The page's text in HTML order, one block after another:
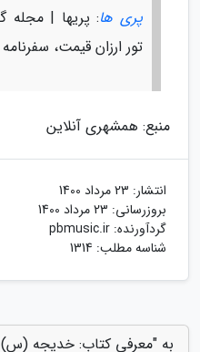
پری ها: پریها | مجله
تور ارزان قیمت،
منبع: همشهری آنلاین
انتشار: 23 مرداد 1400
بروزرسانی: 23 مرداد 1400
گردآورنده: pbmusic.ir
شناسه مطلب: 1314
به "معرفی کتاب: خدیجه (س)